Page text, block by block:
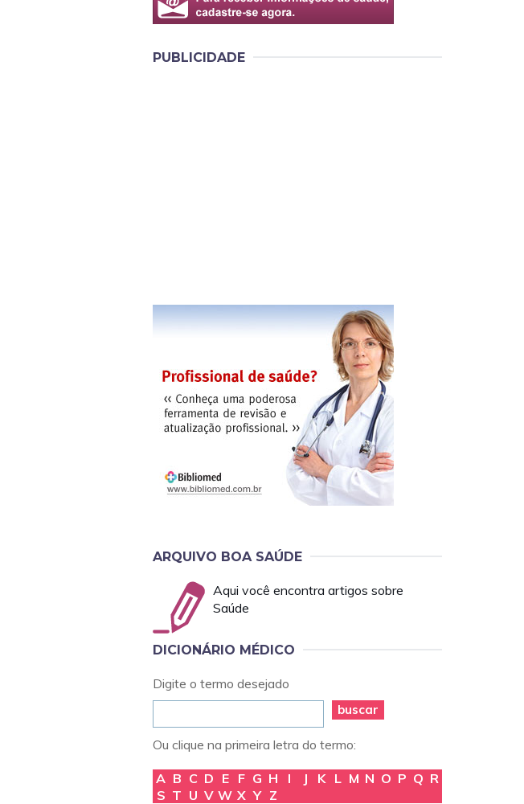
PUBLICIDADE
ARQUIVO BOA SAÚDE
Aqui você encontra artigos sobre
Saúde
DICIONÁRIO MÉDICO
Digite o termo desejado
buscar
Ou clique na primeira letra do termo:
A B C D E F G H I J K L M N O P Q R
S T U V W X Y Z